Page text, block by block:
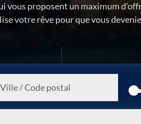
vous proposent un maximum
votre rêve pour que vous